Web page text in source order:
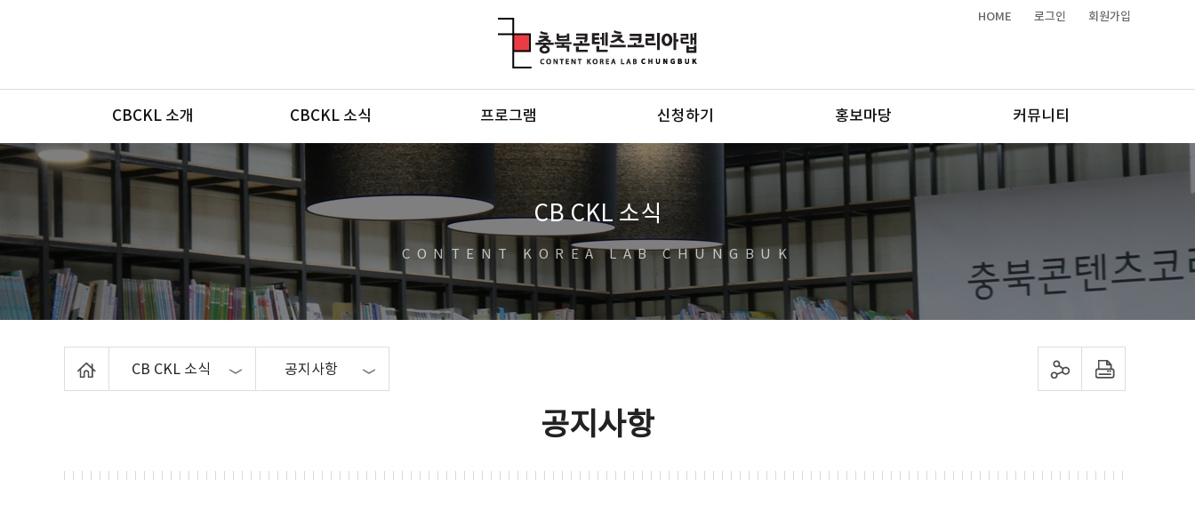
HOME 로그인 회원가입
메뉴
CBCKL 소개 CBCKL 소식 프로그램 신청하기 홍보마당 커뮤니티
CB CKL 소식
CONTENT KOREA LAB CHUNGBUK
CB CKL 소식 공지사항 sns 공유하기 프린트하기
공지사항